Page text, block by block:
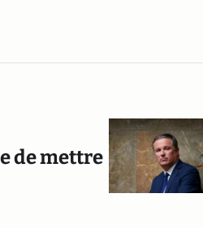
de mettre